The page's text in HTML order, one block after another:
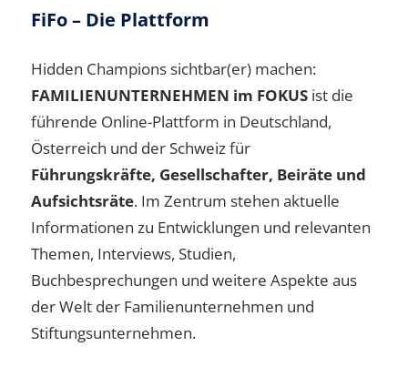
FiFo – Die Plattform
Hidden Champions sichtbar(er) machen:
FAMILIENUNTERNEHMEN im FOKUS ist die
führende Online-Plattform in Deutschland,
Österreich und der Schweiz für
Führungskräfte, Gesellschafter, Beiräte und
Aufsichtsräte. Im Zentrum stehen aktuelle
Informationen zu Entwicklungen und relevanten
Themen, Interviews, Studien,
Buchbesprechungen und weitere Aspekte aus
der Welt der Familienunternehmen und
Stiftungsunternehmen.